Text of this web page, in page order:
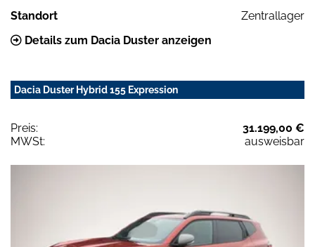
Standort
Zentrallager
Details zum Dacia Duster anzeigen
Dacia Duster Hybrid 155 Expression
Preis:
31.199,00 €
MWSt:
ausweisbar